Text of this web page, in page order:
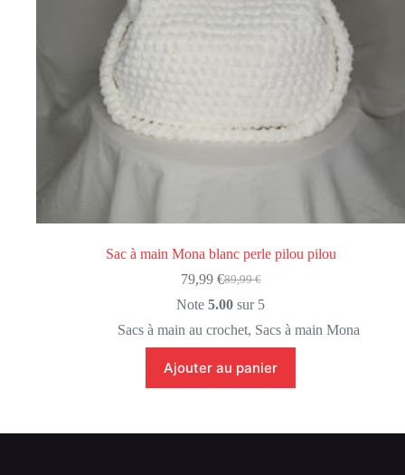
Sac à main Mona blanc perle pilou pilou
89,99€
Le
prix
était :
89,99 €.
79,99 €Le
prix
est :
79,99 €.
Note 5.00 sur 5
Sacs à main au crochet, Sacs à main Mona
Ajouter au panier